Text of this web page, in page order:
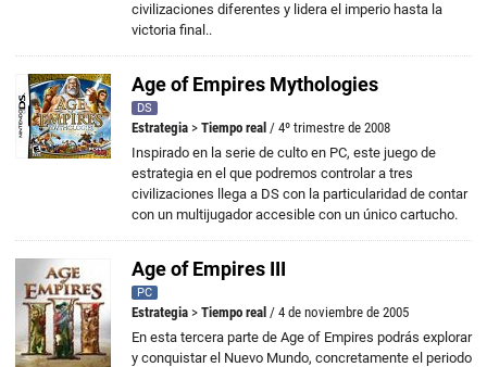
civilizaciones diferentes y lidera el imperio hasta la
victoria final..
Age of Empires Mythologies
DS
Estrategia > Tiempo real / 4º trimestre de 2008
Inspirado en la serie de culto en PC, este juego de
estrategia en el que podremos controlar a tres
civilizaciones llega a DS con la particularidad de contar
con un multijugador accesible con un único cartucho.
Age of Empires III
PC
Estrategia > Tiempo real / 4 de noviembre de 2005
En esta tercera parte de Age of Empires podrás explorar
y conquistar el Nuevo Mundo, concretamente el periodo